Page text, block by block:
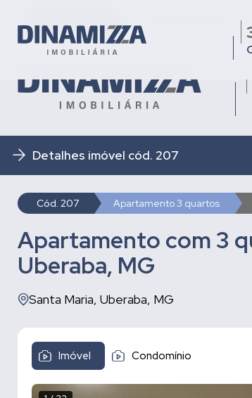
Detalhes imóvel cód. 207
Cód. 207 Apartamento 3 quartos
Apartamento com 3
Uberaba, MG
Santa Maria, Uberaba, MG
Imóvel Condomínio